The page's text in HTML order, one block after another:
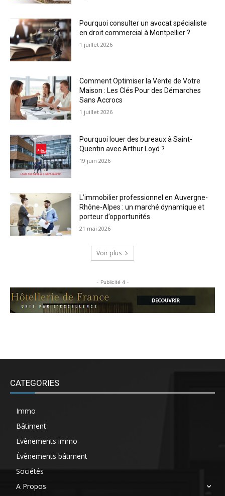
Pourquoi consulter un avocat spécialiste
en droit commercial à Montpellier ?
1 juillet 2026
Comment Optimiser la Vente de Votre
Maison : Les Clés Pour des Démarches
Sans Accrocs
1 juillet 2026
Pourquoi louer des bureaux à Saint-
Quentin avec Arthur Loyd ?
19 juin 2026
L’immobilier professionnel en Auvergne-
Rhône-Alpes : un marché dynamique et
porteur d’opportunités
21 mai 2026
Voir plus
- Publicité 4 -
CATEGORIES
Immo
Bâtiment
Evènements immo
Évènements bâtiment
Sociétés
A Propos